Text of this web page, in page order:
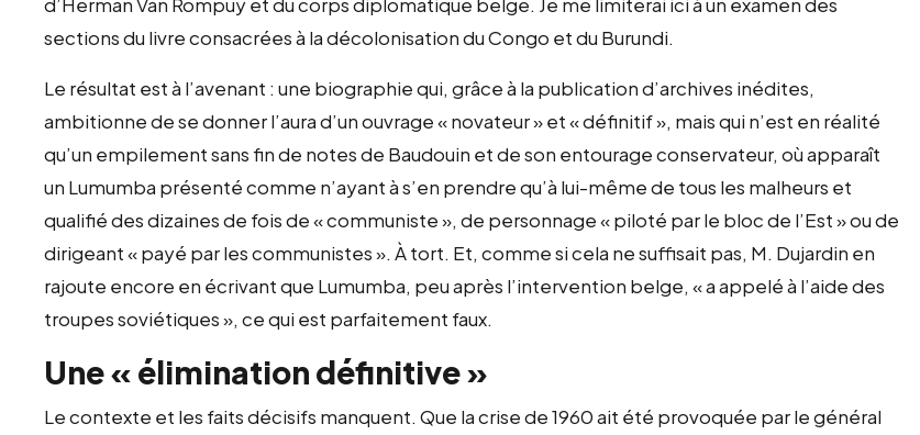
sections du livre consacrées à la décolonisation du Congo et du Burundi.
Le résultat est à l’avenant : une biographie qui, grâce à la publication d’archives inédites,
ambitionne de se donner l’aura d’un ouvrage « novateur » et « définitif », mais qui n’est en réalité
qu’un empilement sans fin de notes de Baudouin et de son entourage conservateur, où apparaît
un Lumumba présenté comme n’ayant à s’en prendre qu’à lui-même de tous les malheurs et
qualifié des dizaines de fois de « communiste », de personnage « piloté par le bloc de l’Est » ou de
dirigeant « payé par les communistes ». À tort. Et, comme si cela ne suffisait pas, M. Dujardin en
rajoute encore en écrivant que Lumumba, peu après l’intervention belge, « a appelé à l’aide des
troupes soviétiques », ce qui est parfaitement faux.
Une « élimination définitive »
Le contexte et les faits décisifs manquent. Que la crise de 1960 ait été provoquée par le général